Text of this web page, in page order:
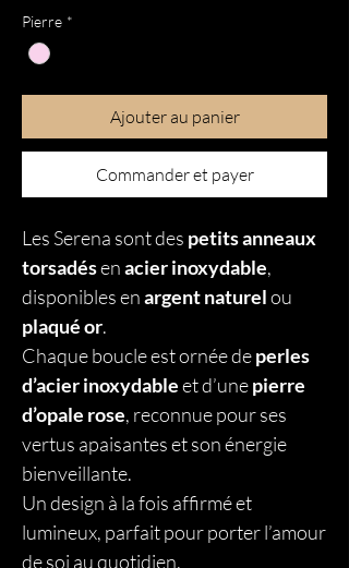
Pierre *
Ajouter au panier
Commander et payer
Les Serena sont des petits anneaux
torsadésenacier inoxydable,
disponibles enargent naturelou
plaqué or.
Chaque boucle est ornée deperles
d’acier inoxydableet d’unepierre
d’opale rose, reconnue pour ses
vertus apaisantes et son énergie
bienveillante.
Un design à la fois affirmé et
lumineux, parfait pour porter l’amour
de soi au quotidien.